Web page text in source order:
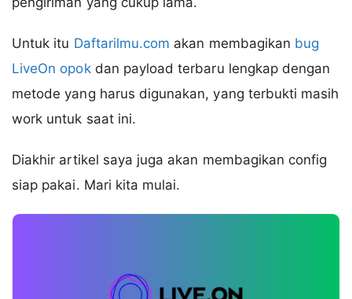
Untuk itu Daftarilmu.com akan membagikan bug
LiveOn opokdan payload terbaru lengkap dengan
metode yang harus digunakan, yang terbukti masih
work untuk saat ini.
Diakhir artikel saya juga akan membagikan config
siap pakai. Mari kita mulai.